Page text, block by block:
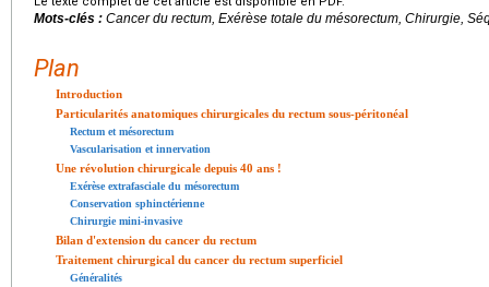
Mots-clés : Cancer du rectum, Exérèse totale du mésorectum, Chirurgie,
Plan
Introduction
Particularités anatomiques chirurgicales du rectum sous-péritonéal
Rectum et mésorectum
Vascularisation et innervation
Une révolution chirurgicale depuis 40 ans !
Exérèse extrafasciale du mésorectum
Conservation sphinctérienne
Chirurgie mini-invasive
Bilan d'extension du cancer du rectum
Traitement chirurgical du cancer du rectum superficiel
Généralités